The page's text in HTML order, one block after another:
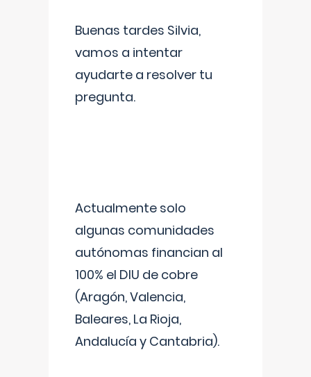
Buenas tardes Silvia,
vamos a intentar
ayudarte a resolver tu
pregunta.
Actualmente solo
algunas comunidades
autónomas financian al
100% el DIU de cobre
(Aragón, Valencia,
Baleares, La Rioja,
Andalucía y Cantabria).